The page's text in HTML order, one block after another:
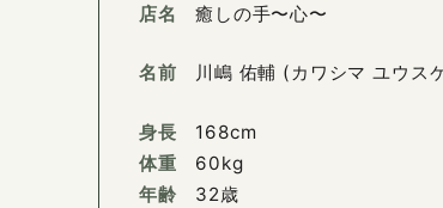
店名 癒しの手〜心〜
名前 川嶋 佑輔 (カワシマ ユウス
身長
体重
年齢
168cm
60kg
32歳